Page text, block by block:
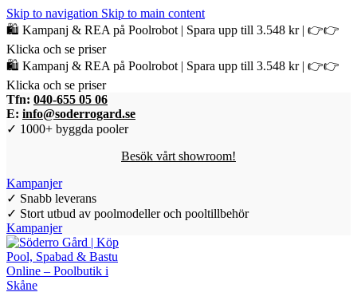
Skip to navigation Skip to main content
🛍️ Kampanj & REA på Poolrobot | Spara upp till 3.548 kr | 👉👉
Klicka och se priser
🛍️ Kampanj & REA på Poolrobot | Spara upp till 3.548 kr | 👉👉
Klicka och se priser
Tfn: 040-655 05 06
E: info@soderrogard.se
✓ 1000+ byggda pooler
Besök vårt showroom!
Kampanjer
✓ Snabb leverans
✓ Stort utbud av poolmodeller och pooltillbehör
Kampanjer